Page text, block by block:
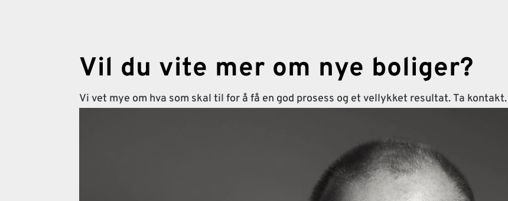
Vil du vite mer om nye boliger?
Vi vet mye om hva som skal til for å få en god prosess og et vellykket resultat. Ta kontakt.